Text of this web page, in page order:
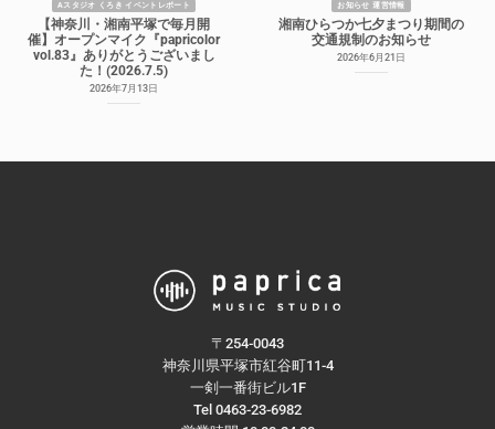
Aスタジオ くろき イベントレポート
【神奈川・湘南平塚で毎月開
催】オープンマイク『papricolor
vol.83』ありがとうございまし
た！(2026.7.5)
2026年7月13日
お知らせ 運営情報
湘南ひらつか七夕まつり期間の
交通規制のお知らせ
2026年6月21日
〒254-0043
神奈川県平塚市紅谷町11-4
一剣一番街ビル1F
Tel 0463-23-6982